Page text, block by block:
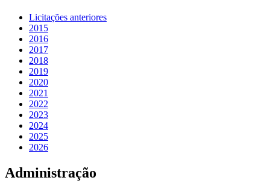
Licitações anteriores
2015
2016
2017
2018
2019
2020
2021
2022
2023
2024
2025
2026
Administração